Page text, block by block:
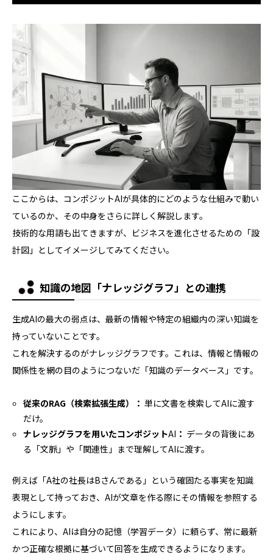
ここからは、コンポジットAIが具体的にどのような仕組みで動い
ているのか、その中身をさらに詳しく解説します。
技術的な用語も出てきますが、ビジネスを進化させるための「設
計図」としてイメージしてみてください。
知識の地図「ナレッジグラフ」との連携
生成AIの最大の弱点は、最新の情報や特定の組織内の深い知識を
持っていないことです。
これを解決するのがナレッジグラフです。これは、情報と情報の
関係性を網の目のようにつないだ「知識のデータベース」です。
従来のRAG（検索拡張生成）： 単に文書を検索してAIに渡す
だけ。
ナレッジグラフを用いたコンポジットAI ： データの背後にあ
る「文脈」や「関連性」まで理解してAIに渡す。
例えば「A社の社長はBさんである」という確固たる事実を知識
表現として持っておき、AIが文章を作る際にその情報を参照する
ようにします。
これにより、AIは自分の記憶（学習データ）に頼らず、常に最新
かつ正確な根拠に基づいて回答を生成できるようになります。